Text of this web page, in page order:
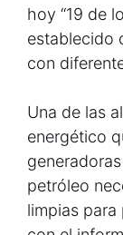
hoy “19 de
establecido
con
Una de las
energético
petróleo
limpias para